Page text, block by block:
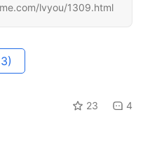
lvyou/1309.html
23 4